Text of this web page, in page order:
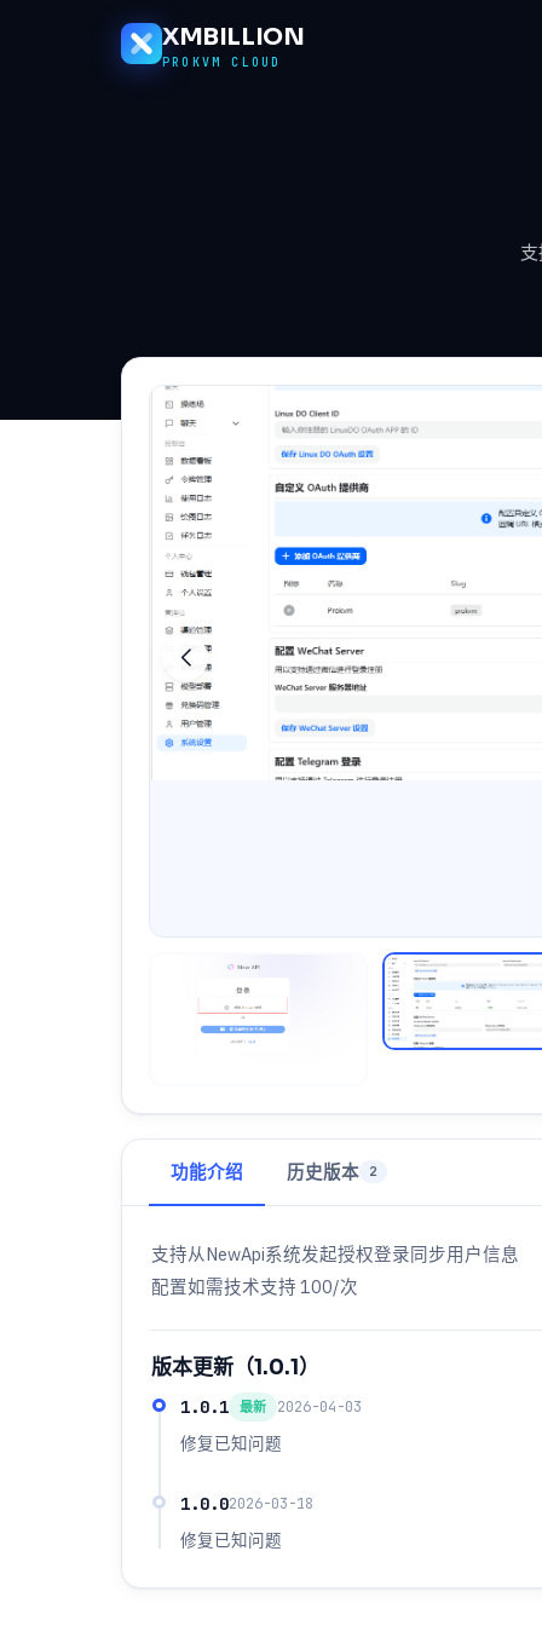
XMBILLION
PROKVM CLOUD
功能介绍 历史版本 2
支持从NewApi系统发起授权登录同步用户信息
配置如需技术支持 100/次
版本更新（1.0.1）
1.0.1 最新 2026-04-03
修复已知问题
1.0.02026-03-18
修复已知问题